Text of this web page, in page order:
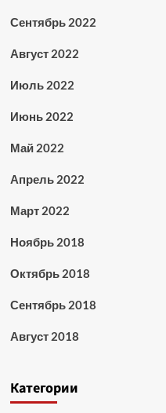
Сентябрь 2022
Август 2022
Июль 2022
Июнь 2022
Май 2022
Апрель 2022
Март 2022
Ноябрь 2018
Октябрь 2018
Сентябрь 2018
Август 2018
Категории